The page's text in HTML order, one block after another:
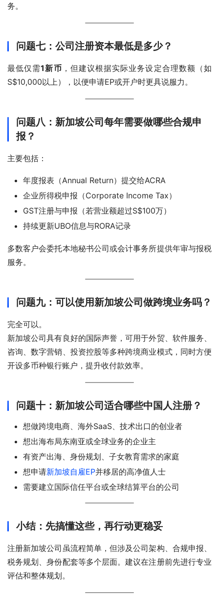
务。
问题七：公司注册资本最低是多少？
最低仅需1新币 ，但建议根据实际业务设定合理数额（如
S$10,000以上），以便申请EP或开户时更具说服力。
问题八：新加坡公司每年需要做哪些合规申
报？
主要包括：
年度报表（Annual Return）提交给ACRA
企业所得税申报（Corporate Income Tax）
GST注册与申报（若营业额超过S$100万）
持续更新UBO信息与RORA记录
多数客户会委托本地秘书公司或会计事务所提供年审与报税
服务。
问题九：可以使用新加坡公司做跨境业务吗？
完全可以。
新加坡公司具有良好的国际声誉，可用于外贸、软件服务、
咨询、数字营销、投资控股等多种跨境商业模式，同时方便
开设多币种银行账户，提升收付款效率。
问题十：新加坡公司适合哪些中国人注册？
想做跨境电商、海外SaaS、技术出口的创业者
想出海布局东南亚或全球业务的企业主
有资产出海、身份规划、子女教育需求的家庭
想申请新加坡自雇EP并移居的高净值人士
需要建立国际信任平台或全球结算平台的公司
小结：先搞懂这些，再行动更稳妥
注册新加坡公司虽流程简单，但涉及公司架构、合规申报、
税务规划、身份配套等多个层面。建议在注册前先进行专业
评估和整体规划。